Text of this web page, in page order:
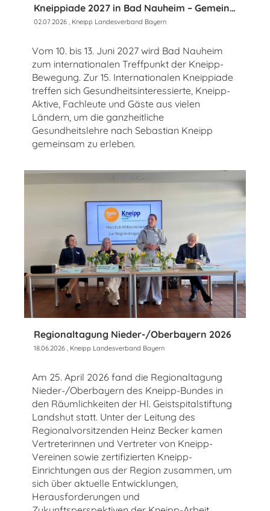
Kneippiade 2027 in Bad Nauheim – Gemeinsam Gesundheit erleben
02.07.2026 , Kneipp Landesverband Bayern
Vom 10. bis 13. Juni 2027 wird Bad Nauheim
zum internationalen Treffpunkt der Kneipp-
Bewegung. Zur 15. Internationalen Kneippiade
treffen sich Gesundheitsinteressierte, Kneipp-
Aktive, Fachleute und Gäste aus vielen
Ländern, um die ganzheitliche
Gesundheitslehre nach Sebastian Kneipp
gemeinsam zu erleben.
Regionaltagung Nieder-/Oberbayern 2026
18.06.2026 , Kneipp Landesverband Bayern
Am 25. April 2026 fand die Regionaltagung
Nieder-/Oberbayern des Kneipp-Bundes in
den Räumlichkeiten der Hl. Geistspitalstiftung
Landshut statt. Unter der Leitung des
Regionalvorsitzenden Heinz Becker kamen
Vertreterinnen und Vertreter von Kneipp-
Vereinen sowie zertifizierten Kneipp-
Einrichtungen aus der Region zusammen, um
sich über aktuelle Entwicklungen,
Herausforderungen und